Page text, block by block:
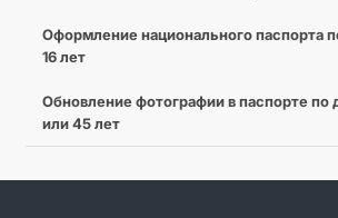
Оформление национального паспорта
16 лет
Обновление фотографии в паспорте по
или 45 лет